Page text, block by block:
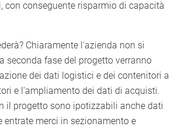
con conseguente risparmio di capacità
Chiaramente l'azienda non si
seconda fase del progetto verranno
dei dati logistici e dei contenitori a
e l'ampliamento dei dati di acquisti.
il progetto sono ipotizzabili anche dati
entrate merci in sezionamento e